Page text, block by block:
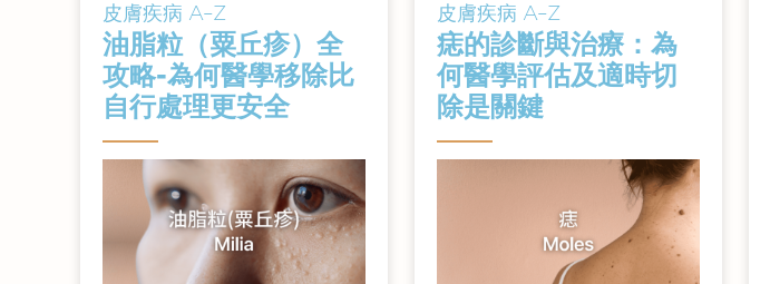
皮膚疾病 A–Z
油脂粒（粟丘疹）全
攻略-為何醫學移除比
自行處理更安全
皮膚疾病 A–Z
痣的診斷與治療：為
何醫學評估及適時切
除是關鍵